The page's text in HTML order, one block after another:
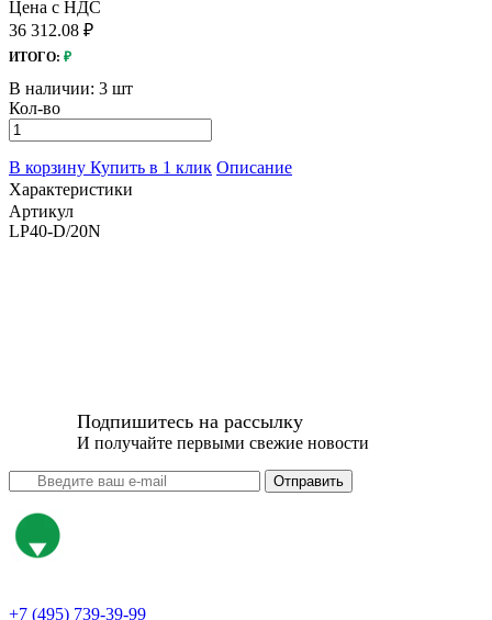
Цена с НДС
36 312.08 ₽
ИТОГО: ₽
В наличии: 3 шт
Кол-во
В корзину Купить в 1 клик Описание
Характеристики
Артикул
LP40-D/20N
Подпишитесь на рассылку
И получайте первыми свежие новости
Отправить
+7 (495) 739-39-99